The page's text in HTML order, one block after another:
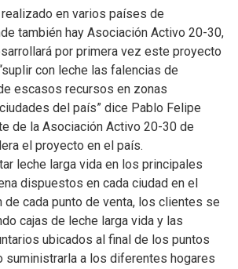
en varios países de
también hay Asociación Activo 20-30,
por primera vez este proyecto
con leche las falencias de
escasos recursos en zonas
del país” dice Pablo Felipe
de la Asociación Activo 20-30 de
el proyecto en el país.
leche larga vida en los principales
dispuestos en cada ciudad en el
de cada punto de venta, los clientes se
cajas de leche larga vida y las
ubicados al final de los puntos
suministrarla a los diferentes hogares